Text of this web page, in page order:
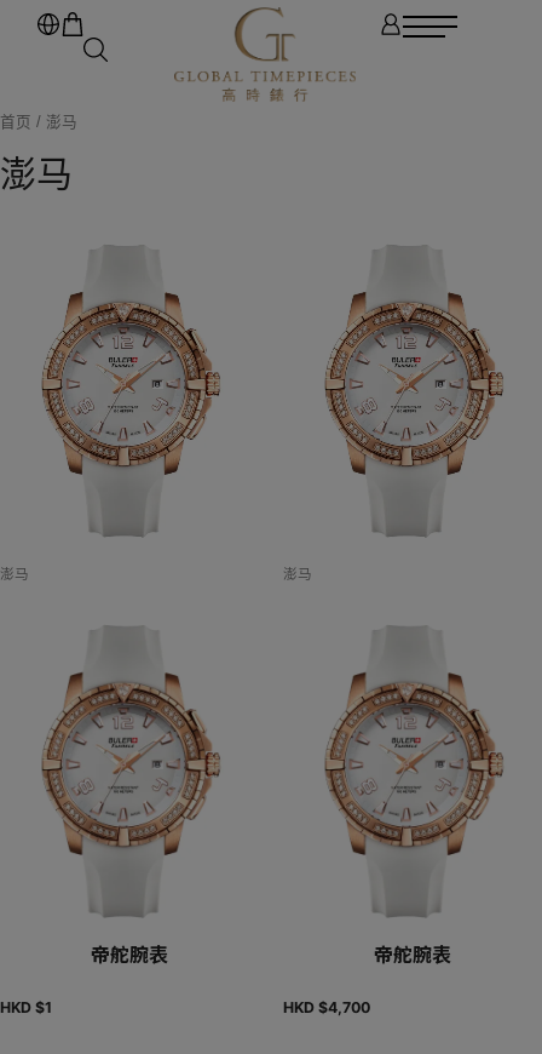
首页 / 澎马
澎马
澎马
帝舵腕表
HKD $1
澎马
帝舵腕表
HKD $4,700